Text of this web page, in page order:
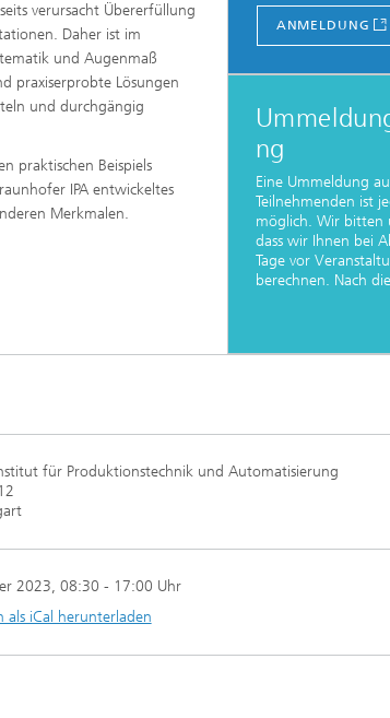
verursacht Übererfüllung
Daher ist im
und Augenmaß
praxiserprobte Lösungen
und durchgängig
praktischen Beispiels
IPA entwickeltes
Merkmalen.
ANMELDUNG
ng
Eine Ummeldung
Teilnehmenden ist
möglich. Wir bitten
dass wir Ihnen bei
Tage vor
berechnen. Nach
für Produktionstechnik und Automatisierung
2023, 08:30 - 17:00 Uhr
als iCal herunterladen